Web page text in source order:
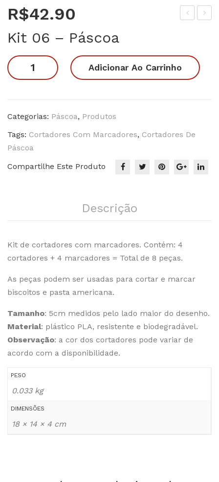
ho
Pás
R$42.90
Kit 06 – Páscoa
Kit
06
quantidade
Adicionar Ao Carrinho
Categorias: Páscoa, Produtos
Tags: Cortadores Com Marcadores, Cortadores De
Páscoa
Compartilhe Este Produto
Descrição
Kit de cortadores com marcadores. Contém: 4
cortadores + 4 marcadores = Total de 8 peças.
As peças podem ser usadas para cortar e marcar
biscoitos e pasta americana.
Tamanho: 5cm medidos pelo lado maior do desenho.
Material: plástico PLA, resistente e biodegradável.
Observação: a cor dos cortadores pode variar de
acordo com a disponibilidade.
PESO
0.033 kg
DIMENSÕES
18 × 14 × 4 cm